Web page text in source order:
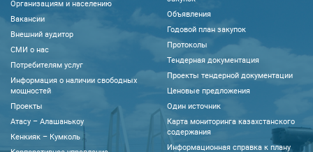
Организациям и населению
Вакансии
Внешний аудитор
CМИ о нас
Потребителям услуг
Информация о наличии свободных
мощностей
Проекты
Атасу – Алашанькоу
Кенкияк – Кумколь
Объявления
Годовой план закупок
Протоколы
Тендерная документация
Проекты тендерной документации
Ценовые предложения
Один источник
Карта мониторинга казахстанского
содержания
Информационная справка к плану